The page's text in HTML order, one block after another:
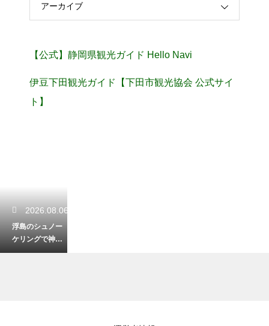
アーカイブ
【公式】静岡県観光ガイド Hello Navi
伊豆下田観光ガイド【下田市観光協会 公式サイ
ト】
2026.08.06
浮島のシュノー
ケリングで神秘
的な洞窟を探